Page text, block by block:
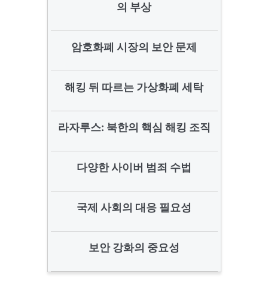
의 부상
암호화폐 시장의 보안 문제
해킹 뒤 따르는 가상화폐 세탁
라자루스: 북한의 핵심 해킹 조직
다양한 사이버 범죄 수법
국제 사회의 대응 필요성
보안 강화의 중요성